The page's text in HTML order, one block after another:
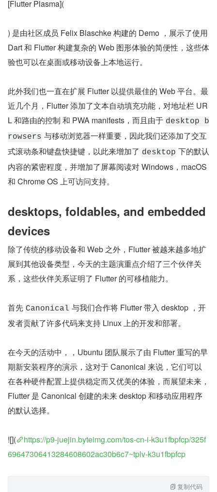
[Flutter Plasma](
) 是由社区成员 Felix Blaschke 构建的 Demo ，展示了使用
Dart 和 Flutter 构建复杂的 Web 图形体验的简便性，这些体
验也可以在桌面或移动设备上本地运行。
此外我们也一直在扩展 Flutter 以提供最佳的 Web 平台。最
近几个月，Flutter 添加了文本自动填充功能，对地址栏 UR
L 和路由的控制 和 PWA manifests，而且由于 desktop b
rowsers 与移动浏览器一样重要，因此我们还添加了交互
式滚动条和键盘快捷键，以此来增加了 desktop 下的默认
内容的紧密程度，并增加了屏幕阅读对 Windows，macOS
和 Chrome OS 上可访问支持。
desktops, foldables, and embedded
devices
除了传统的移动设备和 Web 之外，Flutter 被越来越多地扩
展到其他设备类型，今天的主题演重点介绍了三个伙伴关
系，这些伙伴关系证明了 Flutter 的可移植能力。
首先 Canonical 与我们合作将 Flutter 带入 desktop ，开
发者贡献了许多代码来支持 Linux 上的开发和部署。
在今天的活动中，，Ubuntu 团队展示了由 Flutter 重写的早
期新安装程序的演示，这对于 Canonical 来说，它们可以
在各种硬件配置上提供稳定而又优美的体验，而展望未来，
Flutter 是 Canonical 创建的未来 desktop 和移动应用程序
的默认选择。
![](
https://p9-juejin.byteimg.com/tos-cn-i-k3u1fbpfcp/325f
69647306413284608602ac30b6c7~tplv-k3u1fbpfcp
复制代码